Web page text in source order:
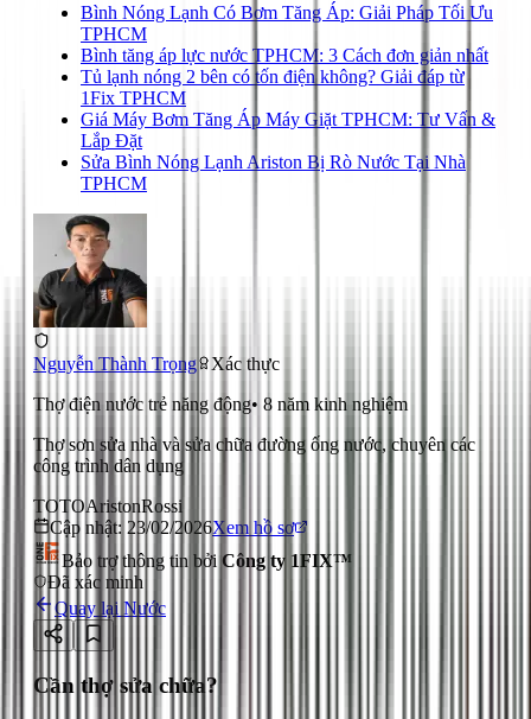
Bình Nóng Lạnh Có Bơm Tăng Áp: Giải Pháp Tối Ưu
TPHCM
Bình tăng áp lực nước TPHCM: 3 Cách đơn giản nhất
Tủ lạnh nóng 2 bên có tốn điện không? Giải đáp từ
1Fix TPHCM
Giá Máy Bơm Tăng Áp Máy Giặt TPHCM: Tư Vấn &
Lắp Đặt
Sửa Bình Nóng Lạnh Ariston Bị Rò Nước Tại Nhà
TPHCM
Nguyễn Thành Trọng
Xác thực
Thợ điện nước trẻ năng động• 8 năm kinh nghiệm
Thợ sơn sửa nhà và sửa chữa đường ống nước, chuyên các
công trình dân dụng
TOTOAristonRossi
Cập nhật: 23/02/2026Xem hồ sơ
Bảo trợ thông tin bởi Công ty 1FIX™
Đã xác minh
Quay lại Nước
Cần thợ sửa chữa?